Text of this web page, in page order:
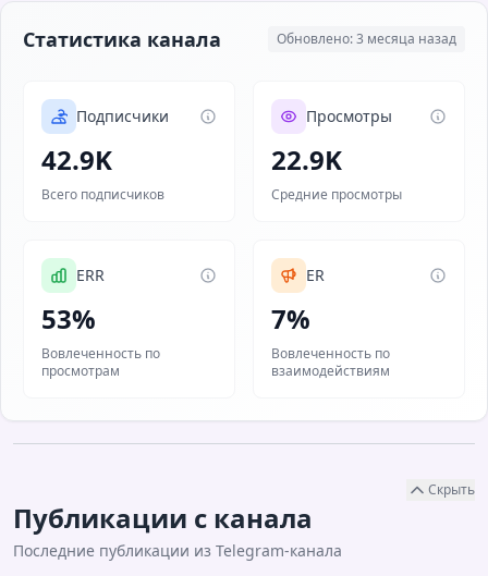
Статистика канала Обновлено: 3 месяца назад
Подписчики
42.9K
Всего подписчиков
Просмотры
22.9K
Средние просмотры
ERR
53%
Вовлеченность по
просмотрам
ER
7%
Вовлеченность по
взаимодействиям
Скрыть
Публикации с канала
Последние публикации из Telegram-канала